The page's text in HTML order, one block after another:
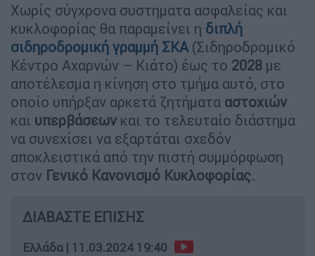
Χωρίς σύγχρονα συστηματα ασφαλείας και
κυκλοφορίας θα παραμείνει η διπλή
σιδηροδρομική γραμμή ΣΚΑ (Σιδηροδρομικό
Κέντρο Αχαρνών – Κιάτο) έως το 2028 με
αποτέλεσμα η κίνηση στο τμήμα αυτό, στο
οποίο υπήρξαν αρκετά ζητήματα αστοχιών
και υπερβάσεων και το τελευταίο διάστημα
να συνεχίσει να εξαρτάται σχεδόν
αποκλειστικά από την πιστή συμμόρφωση
στον Γενικό Κανονισμό Κυκλοφορίας.
ΔΙΑΒΑΣΤΕ ΕΠΙΣΗΣ
Ελλάδα | 11.03.2024 19:40